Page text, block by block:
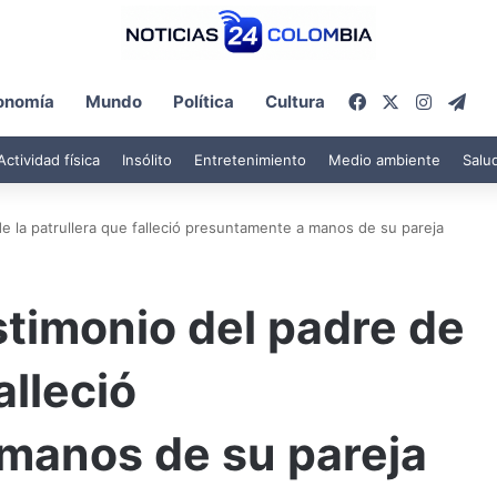
Mundo Política Cultura Facebook
física Insólito Entretenimiento Medio ambiente
la patrullera que falleció presuntamente a manos de su pareja
del padre de
de su pareja